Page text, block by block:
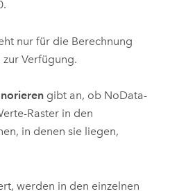
nur für die Berechnung
Verfügung.
gibt an, ob NoData-
Raster in den
in denen sie liegen,
werden in den einzelnen